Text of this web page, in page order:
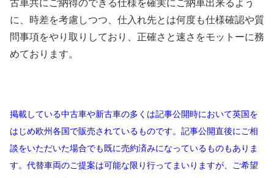
古車共にご納得のできる仕様を確実にご納車出来るよう
に、時差を考慮しつつ、仕入れ先とは何度も仕様確認や質
問事項をやり取りしており、正確さと速さをモットーに務
めております。
掲載している中古車や新古車の多くは記事公開時において英国を
はじめ欧州各国で販売されているものです。記事公開直後にご相
談をいただいた場合でも既に売約済みになっているものもありま
す。代替車両のご提案は可能な限り行ってまいりますが、ご希望